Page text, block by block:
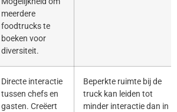
meerdere
foodtrucks te
boeken voor
diversiteit.
Directe interactie
tussen chefs en
gasten. Creëert
Beperkte ruimte bij de
truck kan leiden tot
minder interactie dan in